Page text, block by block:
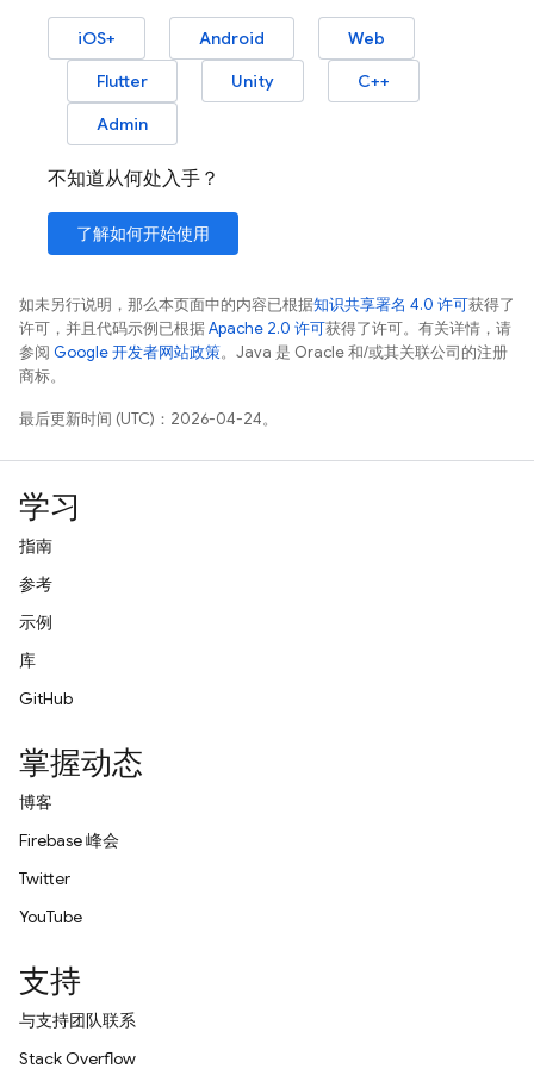
iOS+ Android
Web
Flutter
Unity
C++
Admin
不知道从何处入手？
了解如何开始使用
如未另行说明，那么本页面中的内容已根据知识共享署名 4.0 许可获得了
许可，并且代码示例已根据Apache 2.0 许可获得了许可。有关详情，请
参阅 Google 开发者网站政策。Java 是 Oracle 和/或其关联公司的注册
商标。
最后更新时间 (UTC)：2026-04-24。
学习
指南
参考
示例
库
GitHub
掌握动态
博客
Firebase 峰会
Twitter
YouTube
支持
与支持团队联系
Stack Overflow